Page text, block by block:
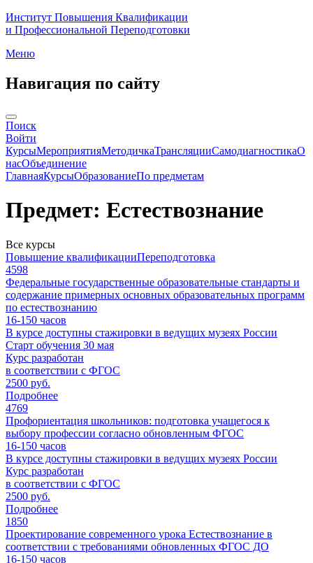
Институт Повышения Квалификации
и Профессиональной Переподготовки
Меню
Навигация по сайту
Поиск
Войти
КурсыМероприятияМетодичкаТрансляцииСамодиагностикаО
насОбъединение
ГлавнаяКурсыОбразованиеПо предметам
Предмет: Естествознание
Все курсы
Повышение квалификацииПереподготовка
4598
Федеральные государственные образовательные стандарты и
содержание примерных основных образовательных программ
по естествознанию
16-150 часов
В курсе доступны стажировки в ведущих музеях России
Старт обучения 30 мая
Курс разработан
в соответствии с ФГОС
2500 руб.
Подробнее
4769
Профориентация школьников: подготовка учащегося к
выбору профессии согласно обновленным ФГОС
16-150 часов
В курсе доступны стажировки в ведущих музеях России
Курс разработан
в соответствии с ФГОС
2500 руб.
Подробнее
1850
Проектирование современного урока Естествознание в
соответствии с требованиями обновленных ФГОС ДО
16-150 часов